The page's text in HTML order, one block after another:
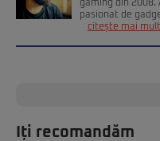
gaming din 2008.
pasionat de
citește mai mult
Iți recomandăm